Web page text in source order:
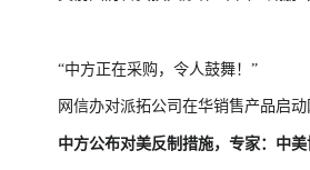
“中方正在采购，令人鼓舞！”
网信办对派拓公司在华销售产品启
中方公布对美反制措施，专家：中